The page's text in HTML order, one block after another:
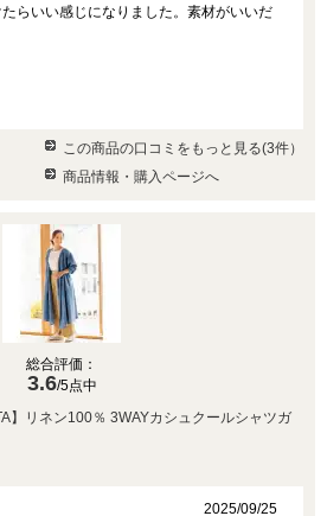
らいい感じになりました。素材がいいだ
この商品の口コミをもっと見る(3件）
商品情報・購入ページへ
総合評価：
3.6/5点中
】リネン100％ 3WAYカシュクールシャツガ
2025/09/25